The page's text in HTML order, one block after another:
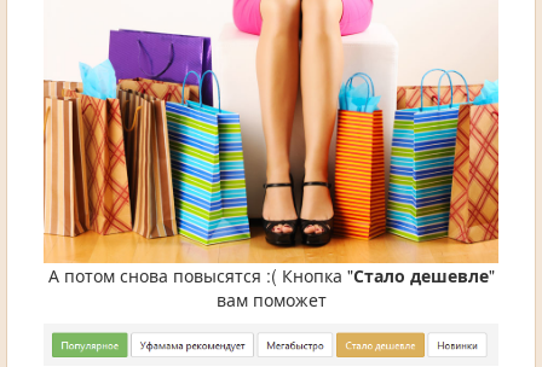
А потом снова повысятся :( Кнопка "Стало дешевле"
вам поможет